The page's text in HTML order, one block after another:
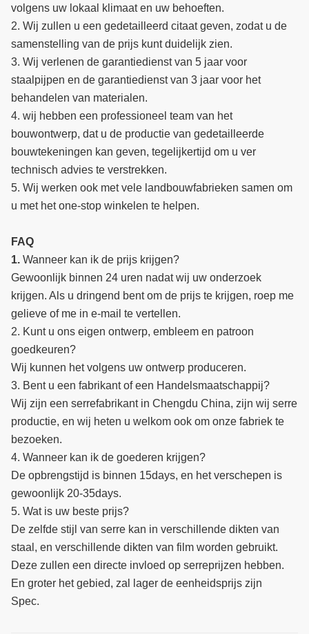
volgens uw lokaal klimaat en uw behoeften.
2. Wij zullen u een gedetailleerd citaat geven, zodat u de
samenstelling van de prijs kunt duidelijk zien.
3. Wij verlenen de garantiedienst van 5 jaar voor
staalpijpen en de garantiedienst van 3 jaar voor het
behandelen van materialen.
4. wij hebben een professioneel team van het
bouwontwerp, dat u de productie van gedetailleerde
bouwtekeningen kan geven, tegelijkertijd om u ver
technisch advies te verstrekken.
5. Wij werken ook met vele landbouwfabrieken samen om
u met het one-stop winkelen te helpen.
FAQ
1. Wanneer kan ik de prijs krijgen?
Gewoonlijk binnen 24 uren nadat wij uw onderzoek
krijgen. Als u dringend bent om de prijs te krijgen, roep me
gelieve of me in e-mail te vertellen.
2. Kunt u ons eigen ontwerp, embleem en patroon
goedkeuren?
Wij kunnen het volgens uw ontwerp produceren.
3. Bent u een fabrikant of een Handelsmaatschappij?
Wij zijn een serrefabrikant in Chengdu China, zijn wij serre
productie, en wij heten u welkom ook om onze fabriek te
bezoeken.
4. Wanneer kan ik de goederen krijgen?
De opbrengstijd is binnen 15days, en het verschepen is
gewoonlijk 20-35days.
5. Wat is uw beste prijs?
De zelfde stijl van serre kan in verschillende dikten van
staal, en verschillende dikten van film worden gebruikt.
Deze zullen een directe invloed op serreprijzen hebben.
En groter het gebied, zal lager de eenheidsprijs zijn
Spec.